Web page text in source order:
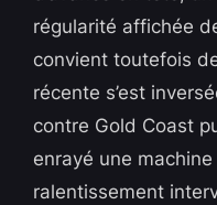
régularité affichée
convient toutefois
récente s’est
contre Gold Coast
enrayé une
ralentissement